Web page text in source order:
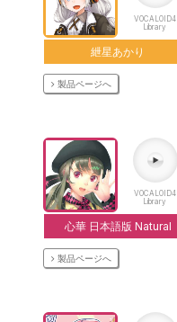
VOCALOID4
Library
紲星あかり
製品ページへ
VOCALOID4
Library
心華 日本語版 Natural
製品ページへ